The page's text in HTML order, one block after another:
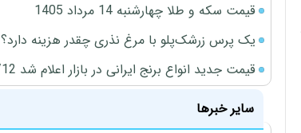
قیمت سکه و طلا چهارشنبه 14 مرداد 1405
یک پرس زرشک‌پلو با مرغ نذری چقدر هزینه دارد؟
قیمت جدید انواع برنج ایرانی در بازار اعلام شد 1405/05/12
سایر خبرها